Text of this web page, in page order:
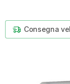
Consegna